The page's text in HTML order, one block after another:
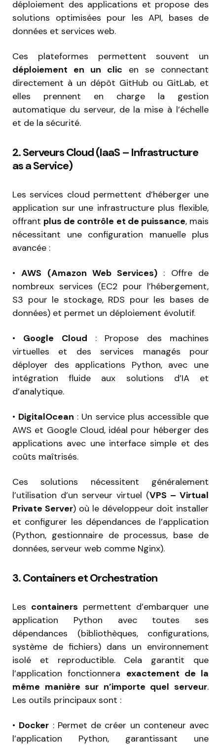
déploiement des applications et propose des
solutions optimisées pour les API, bases de
données et services web.
Ces plateformes permettent souvent un
déploiement en un clic en se connectant
directement à un dépôt GitHub ou GitLab, et
elles prennent en charge la gestion
automatique du serveur, de la mise à l’échelle
et de la sécurité.
2. Serveurs Cloud (IaaS – Infrastructure
as a Service)
Les services cloud permettent d’héberger une
application sur une infrastructure plus flexible,
offrant plus de contrôle et de puissance, mais
nécessitant une configuration manuelle plus
avancée :
•AWS (Amazon Web Services) : Offre de
nombreux services (EC2 pour l’hébergement,
S3 pour le stockage, RDS pour les bases de
données) et permet un déploiement évolutif.
• Google Cloud : Propose des machines
virtuelles et des services managés pour
déployer des applications Python, avec une
intégration fluide aux solutions d’IA et
d’analytique.
• DigitalOcean : Un service plus accessible que
AWS et Google Cloud, idéal pour héberger des
applications avec une interface simple et des
coûts maîtrisés.
Ces solutions nécessitent généralement
l’utilisation d’un serveur virtuel (VPS – Virtual
Private Server) où le développeur doit installer
et configurer les dépendances de l’application
(Python, gestionnaire de processus, base de
données, serveur web comme Nginx).
3. Containers et Orchestration
Les containers permettent d’embarquer une
application Python avec toutes ses
dépendances (bibliothèques, configurations,
système de fichiers) dans un environnement
isolé et reproductible. Cela garantit que
l’application fonctionnera exactement de la
même manière sur n’importe quel serveur.
Les outils principaux sont :
• Docker : Permet de créer un conteneur avec
l’application Python, garantissant une